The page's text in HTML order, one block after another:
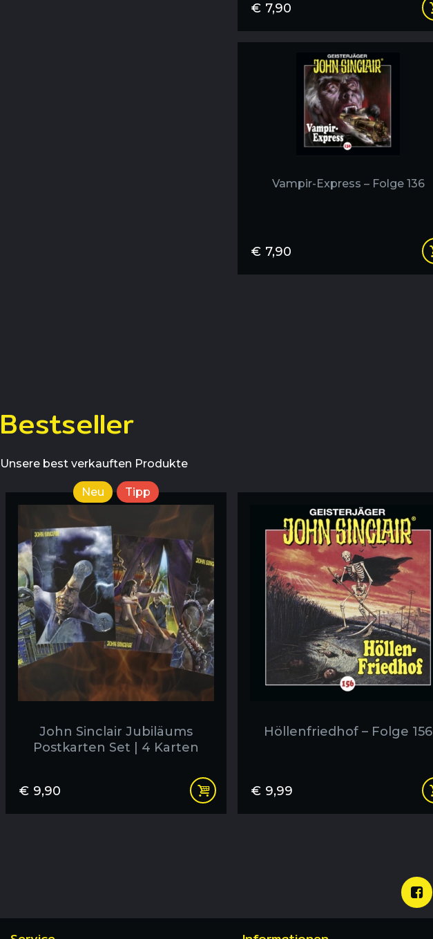
€ 7,90
Vampir-Express – Folge 136
€ 7,90
Bestseller
Unsere best verkauften Produkte
John Sinclair Jubiläums
Postkarten Set | 4 Karten
€ 9,90
Neu Tipp
Höllenfriedhof – Folge 156
€ 9,99